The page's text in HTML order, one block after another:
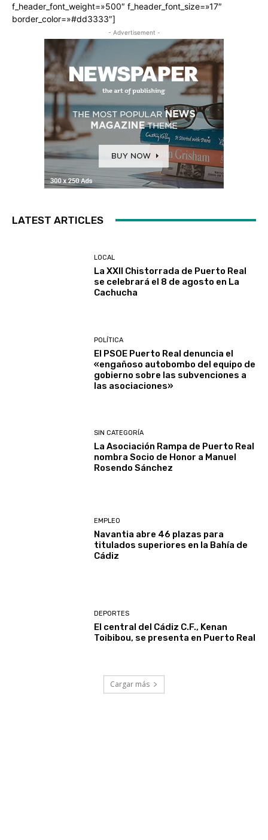
f_header_font_weight=»500″ f_header_font_size=»17″
border_color=»#dd3333″]
- Advertisement -
LATEST ARTICLES
LOCAL
La XXII Chistorrada de Puerto Real
se celebrará el 8 de agosto en La
Cachucha
POLÍTICA
El PSOE Puerto Real denuncia el
«engañoso autobombo del equipo de
gobierno sobre las subvenciones a
las asociaciones»
SIN CATEGORÍA
La Asociación Rampa de Puerto Real
nombra Socio de Honor a Manuel
Rosendo Sánchez
EMPLEO
Navantia abre 46 plazas para
titulados superiores en la Bahía de
Cádiz
DEPORTES
El central del Cádiz C.F., Kenan
Toibibou, se presenta en Puerto Real
Cargar más